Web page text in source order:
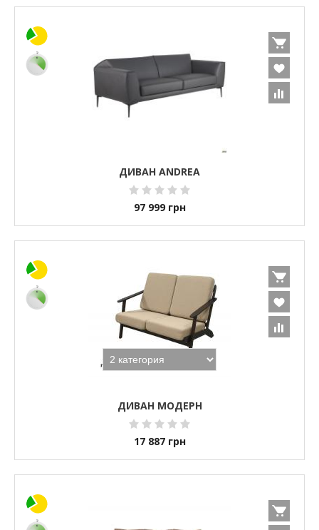
ДИВАН ANDREA
97 999 грн
ДИВАН МОДЕРН
17 887 грн